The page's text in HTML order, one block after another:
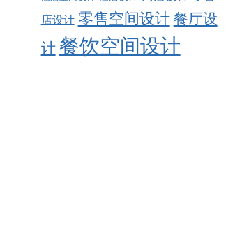
店设计 零售空间设计 餐厅设
计 餐饮空间设计